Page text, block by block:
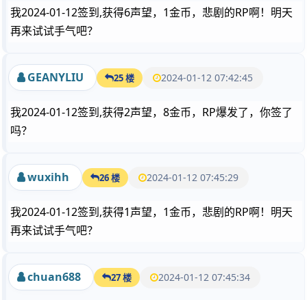
我2024-01-12签到,获得6声望，1金币，悲剧的RP啊！明天
再来试试手气吧？
GEANYLIU 25 楼 2024-01-12 07:42:45
我2024-01-12签到,获得2声望，8金币，RP爆发了，你签了
吗？
wuxihh 26 楼 2024-01-12 07:45:29
我2024-01-12签到,获得1声望，1金币，悲剧的RP啊！明天
再来试试手气吧？
chuan688 27 楼 2024-01-12 07:45:34